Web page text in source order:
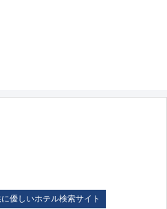
優しいホテル検索サイト